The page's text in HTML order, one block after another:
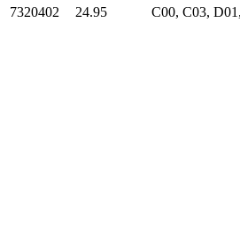
7320402
24.95 C00, C03, D01,